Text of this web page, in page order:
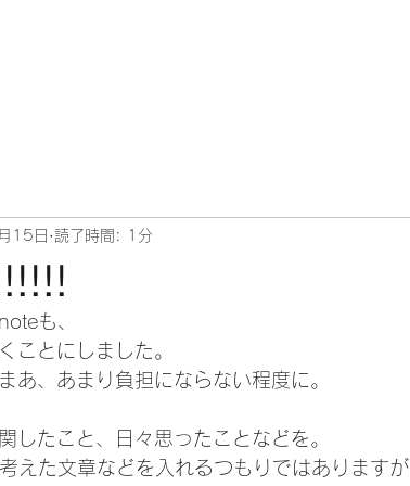
15日 読了時間: 1分
も、
ことにしました。
あ、あまり負担にならない程度に。
したこと、日々思ったことなどを。
えた文章などを入れるつもりではあります